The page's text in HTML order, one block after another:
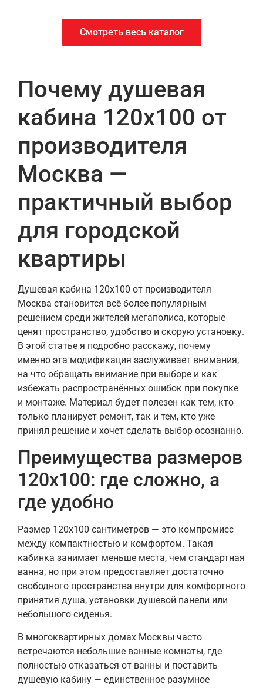
Смотреть весь каталог
Почему душевая
кабина 120х100 от
производителя
Москва —
практичный выбор
для городской
квартиры
Душевая кабина 120х100 от производителя
Москва становится всё более популярным
решением среди жителей мегаполиса, которые
ценят пространство, удобство и скорую установку.
В этой статье я подробно расскажу, почему
именно эта модификация заслуживает внимания,
на что обращать внимание при выборе и как
избежать распространённых ошибок при покупке
и монтаже. Материал будет полезен как тем, кто
только планирует ремонт, так и тем, кто уже
принял решение и хочет сделать выбор осознанно.
Преимущества размеров
120х100: где сложно, а
где удобно
Размер 120х100 сантиметров — это компромисс
между компактностью и комфортом. Такая
кабинка занимает меньше места, чем стандартная
ванна, но при этом предоставляет достаточно
свободного пространства внутри для комфортного
принятия душа, установки душевой панели или
небольшого сиденья.
В многоквартирных домах Москвы часто
встречаются небольшие ванные комнаты, где
полностью отказаться от ванны и поставить
душевую кабину — единственное разумное